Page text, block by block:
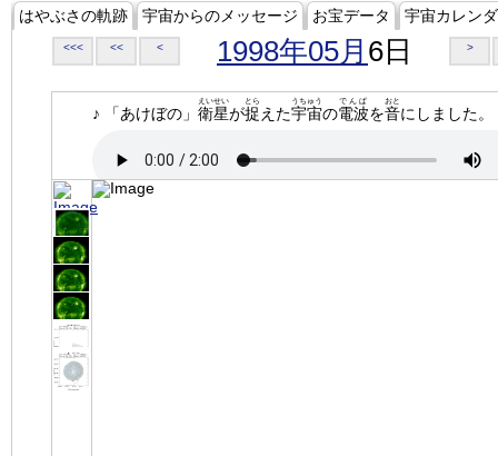
はやぶさの軌跡 宇宙からのメッセージ お宝データ 宇宙カレン
<<< << < 1998年05月 6日 >
♪ 「あけぼの」 衛星
えいせい
が捉
とら
えた宇宙
うちゅう
の電波
でんぱ
を音
おと
にしました。